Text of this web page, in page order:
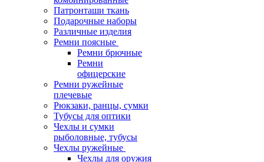
Патронташи ткань
Подарочные наборы
Различные изделия
Ремни поясные
Ремни брючные
Ремни
офицерские
Ремни ружейные
плечевые
Рюкзаки, ранцы, сумки
Тубусы для оптики
Чехлы и сумки
рыболовные, тубусы
Чехлы ружейные
Чехлы для оружия